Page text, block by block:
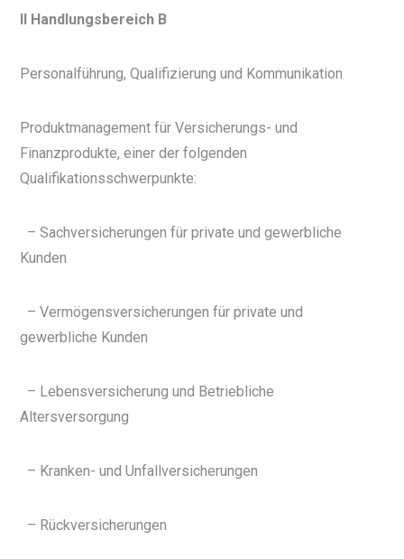
II Handlungsbereich B
Personalführung, Qualifizierung und Kommunikation
Produktmanagement für Versicherungs- und
Finanzprodukte, einer der folgenden
Qualifikationsschwerpunkte:
– Sachversicherungen für private und gewerbliche
Kunden
– Vermögensversicherungen für private und
gewerbliche Kunden
– Lebensversicherung und Betriebliche
Altersversorgung
– Kranken- und Unfallversicherungen
– Rückversicherungen